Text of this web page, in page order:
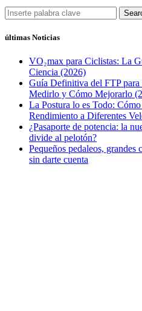
últimas Noticias
VO₂max para Ciclistas: La
Ciencia (2026)
Guía Definitiva del FTP
Medirlo y Cómo Mejorarlo
La Postura lo es Todo:
Rendimiento a Diferentes
¿Pasaporte de potencia: la
divide al pelotón?
Pequeños pedaleos,
sin darte cuenta